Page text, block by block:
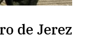
de Jerez